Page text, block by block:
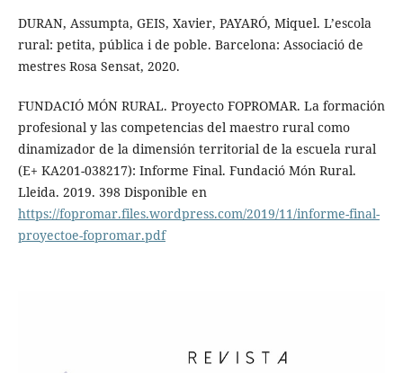
DURAN, Assumpta, GEIS, Xavier, PAYARÓ, Miquel. L’escola
rural: petita, pública i de poble. Barcelona: Associació de
mestres Rosa Sensat, 2020.
FUNDACIÓ MÓN RURAL. Proyecto FOPROMAR. La formación
profesional y las competencias del maestro rural como
dinamizador de la dimensión territorial de la escuela rural
(E+ KA201-038217): Informe Final. Fundació Món Rural.
Lleida. 2019. 398 Disponible en
https://fopromar.files.wordpress.com/2019/11/informe-final-
proyectoe-fopromar.pdf